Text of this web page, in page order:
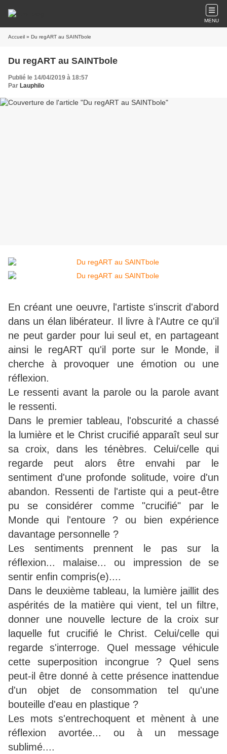
MENU
Accueil » Du regART au SAINTbole
Du regART au SAINTbole
Publié le 14/04/2019 à 18:57
Par Lauphilo
En créant une oeuvre, l'artiste s'inscrit d'abord
dans un élan libérateur. Il livre à l'Autre ce qu'il
ne peut garder pour lui seul et, en partageant
ainsi le regART qu'il porte sur le Monde, il
cherche à provoquer une émotion ou une
réflexion.
Le ressenti avant la parole ou la parole avant
le ressenti.
Dans le premier tableau, l'obscurité a chassé
la lumière et le Christ crucifié apparaît seul sur
sa croix, dans les ténèbres. Celui/celle qui
regarde peut alors être envahi par le
sentiment d'une profonde solitude, voire d'un
abandon. Ressenti de l'artiste qui a peut-être
pu se considérer comme "crucifié" par le
Monde qui l'entoure ? ou bien expérience
davantage personnelle ?
Les sentiments prennent le pas sur la
réflexion... malaise... ou impression de se
sentir enfin compris(e)....
Dans le deuxième tableau, la lumière jaillit des
aspérités de la matière qui vient, tel un filtre,
donner une nouvelle lecture de la croix sur
laquelle fut crucifié le Christ. Celui/celle qui
regarde s'interroge. Quel message véhicule
cette superposition incongrue ? Quel sens
peut-il être donné à cette présence inattendue
d'un objet de consommation tel qu'une
bouteille d'eau en plastique ?
Les mots s'entrechoquent et mènent à une
réflexion avortée... ou à un message
sublimé....